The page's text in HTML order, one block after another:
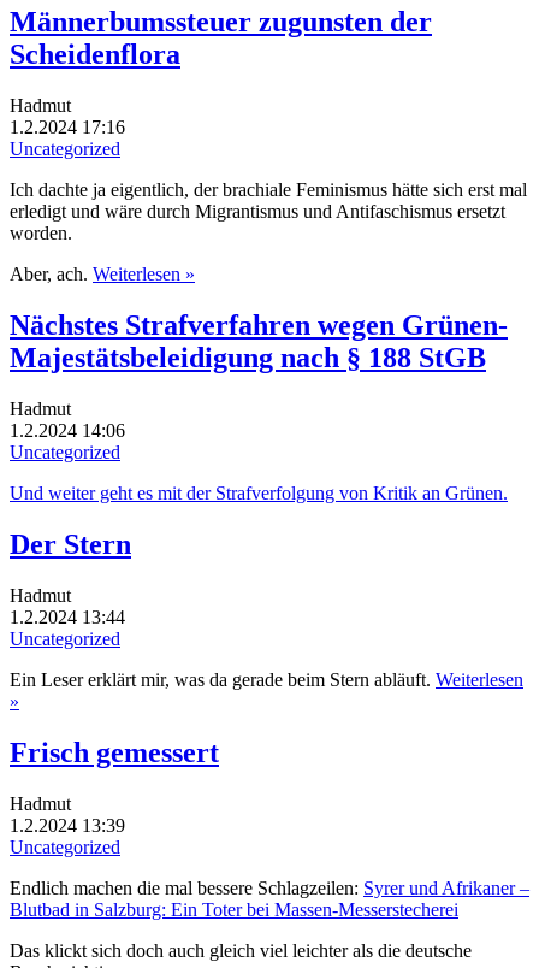
Männerbumssteuer zugunsten der
Scheidenflora
Hadmut
1.2.2024 17:16
Uncategorized
Ich dachte ja eigentlich, der brachiale Feminismus hätte sich erst mal
erledigt und wäre durch Migrantismus und Antifaschismus ersetzt
worden.
Aber, ach. Weiterlesen »
Nächstes Strafverfahren wegen Grünen-
Majestätsbeleidigung nach § 188 StGB
Hadmut
1.2.2024 14:06
Uncategorized
Und weiter geht es mit der Strafverfolgung von Kritik an Grünen.
Der Stern
Hadmut
1.2.2024 13:44
Uncategorized
Ein Leser erklärt mir, was da gerade beim Stern abläuft. Weiterlesen
»
Frisch gemessert
Hadmut
1.2.2024 13:39
Uncategorized
Endlich machen die mal bessere Schlagzeilen: Syrer und Afrikaner –
Blutbad in Salzburg: Ein Toter bei Massen-Messerstecherei
Das klickt sich doch auch gleich viel leichter als die deutsche